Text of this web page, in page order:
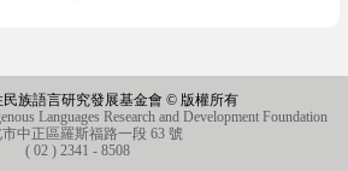
民族語言研究發展基金會 © 版權所有
Languages Research and Development Foundation
市中正區羅斯福路一段 63 號
( 02 ) 2341 - 8508